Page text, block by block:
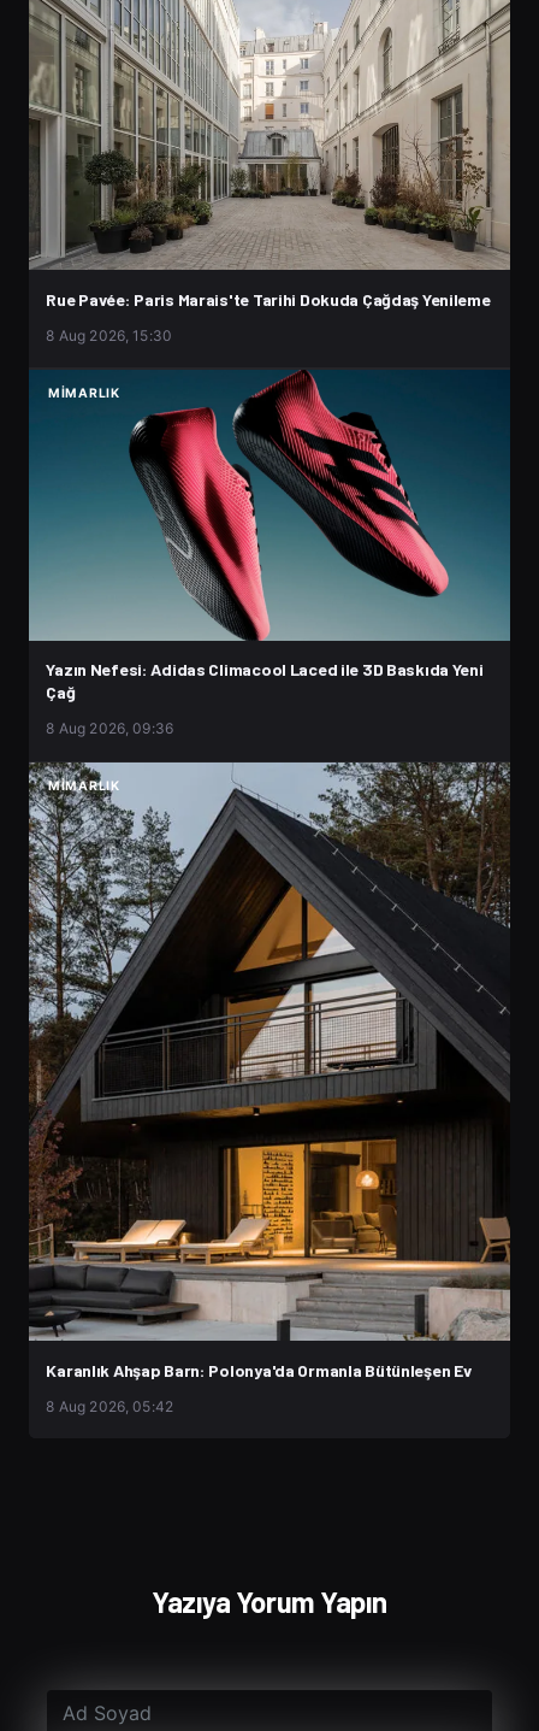
Rue Pavée: Paris Marais'te Tarihi Dokuda Çağdaş Yenileme
8 Aug 2026, 15:30
MIMARLIK
Yazın Nefesi: Adidas Climacool Laced ile 3D Baskıda Yeni
Çağ
8 Aug 2026, 09:36
MIMARLIK
Karanlık Ahşap Barn: Polonya'da Ormanla Bütünleşen Ev
8 Aug 2026, 05:42
Yazıya Yorum Yapın